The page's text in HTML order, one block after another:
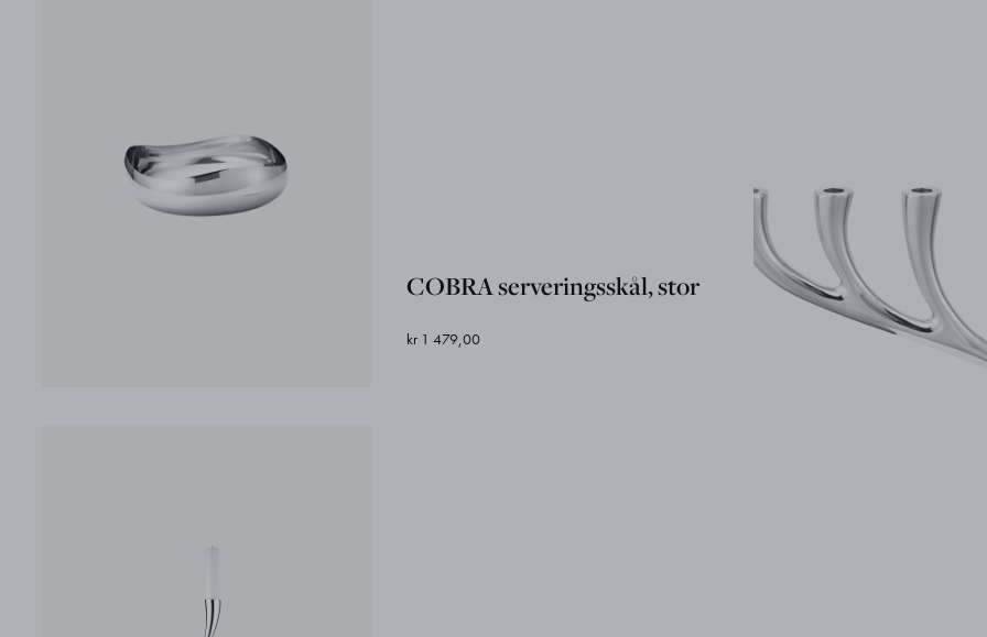
COBRA serveringsskål, stor
kr 1 479,00